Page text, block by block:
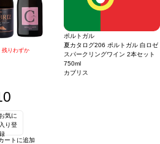
残りわずか
ポルトガル
夏カタログ206 ポルトガル 白ロゼ
スパークリングワイン 2本セット
750ml
カブリス
お気に
入り登
ートに追加